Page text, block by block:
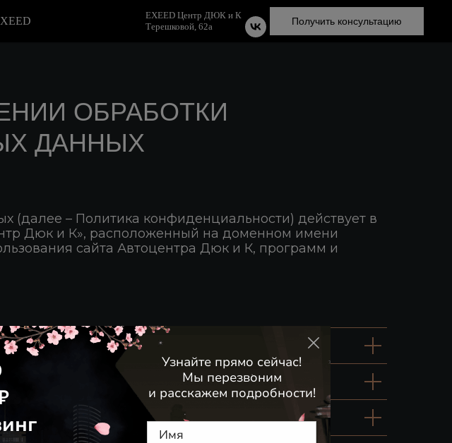
EXEED Центр ДЮК и К
Терешковой, 62а
Получить консультацию
ОБРАБОТКИ
ДАННЫХ
(далее – Политика конфиденциальности) действует в
Дюк и К», расположенный на доменном имени
сайта Автоцентра Дюк и К, программ и